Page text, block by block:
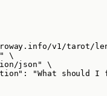
v1/tarot/
"
\
json"
\
"What should I